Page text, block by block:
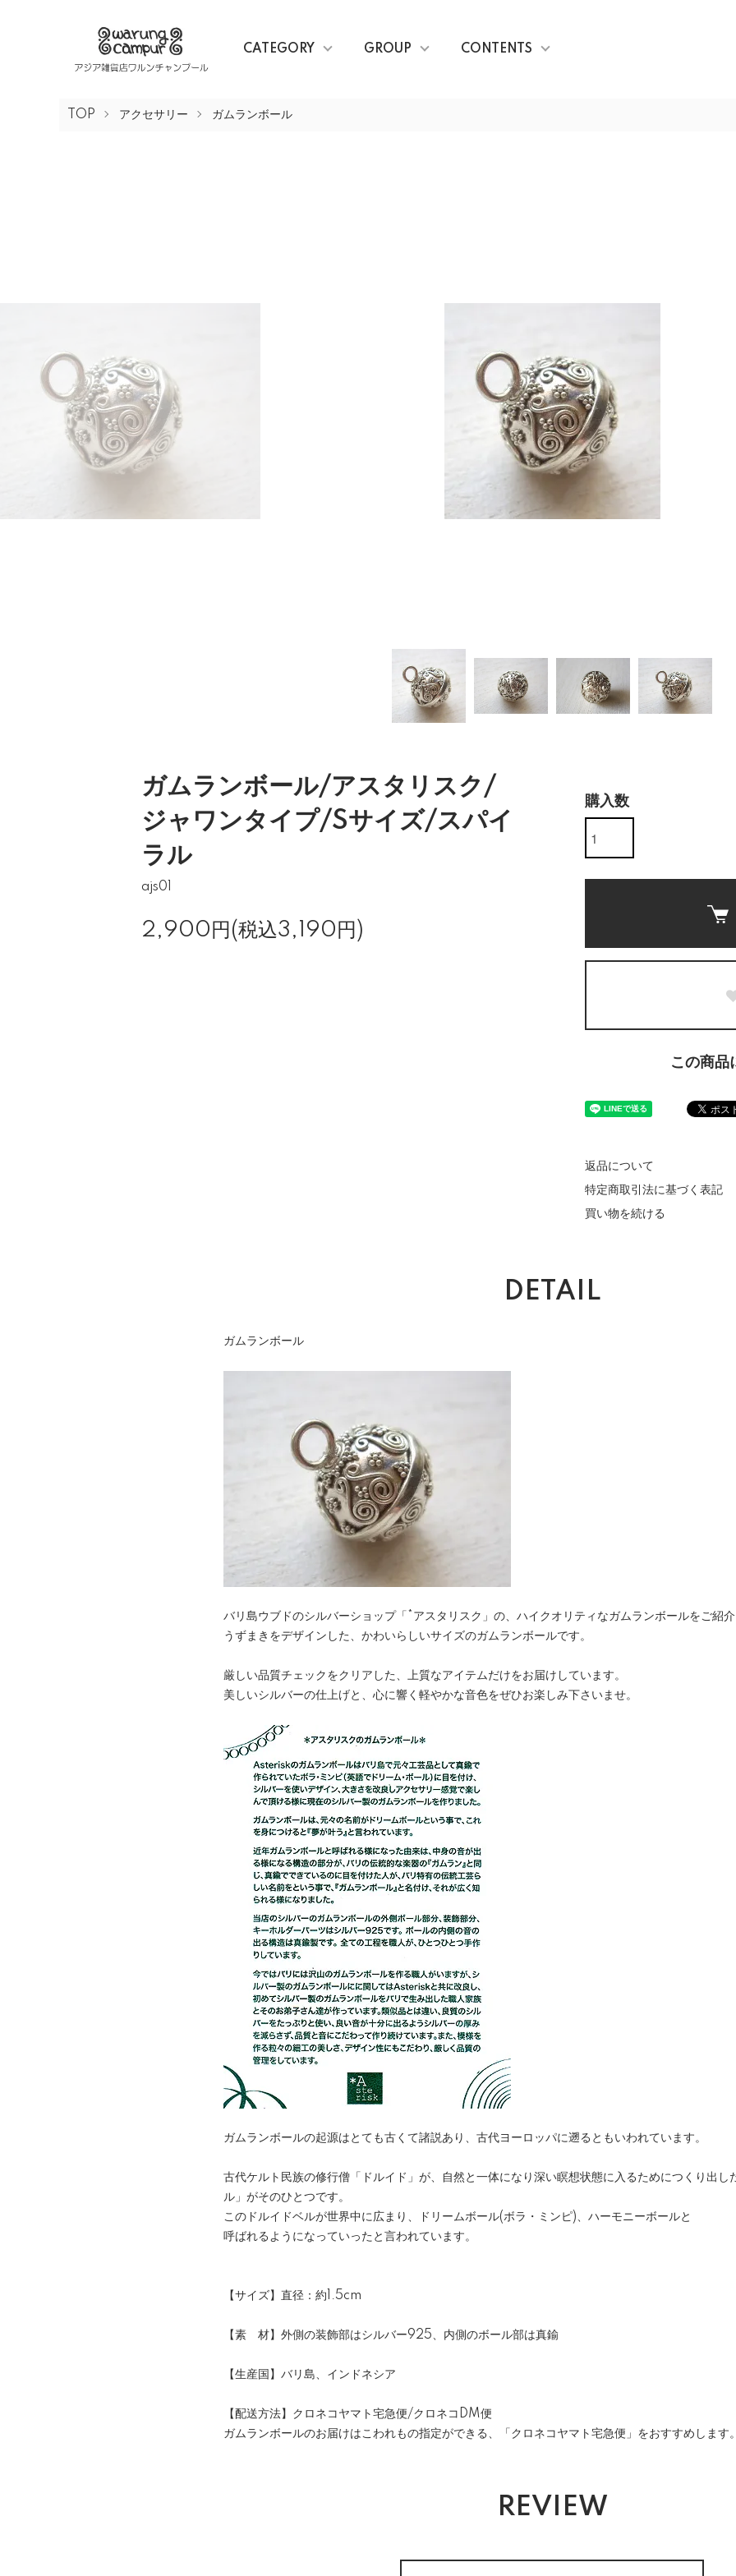
CATEGORY GROUP CONTENTS
TOP アクセサリー ガムランボール
ガムランボール/アスタリスク/
ジャワンタイプ/Sサイズ/スパイ
ラル
ajs01
2,900円(税込3,190円)
購入数
この商品
返品について
特定商取引法に基づく表記
買い物を続ける
DETAIL
ガムランボール
バリ島ウブドのシルバーショップ「*アスタリスク」の、ハイクオリティなガムランボールをご紹
うずまきをデザインした、かわいらしいサイズのガムランボールです。
厳しい品質チェックをクリアした、上質なアイテムだけをお届けしています。
美しいシルバーの仕上げと、心に響く軽やかな音色をぜひお楽しみ下さいませ。
ガムランボールの起源はとても古くて諸説あり、古代ヨーロッパに遡るともいわれています。
古代ケルト民族の修行僧「ドルイド」が、自然と一体になり深い瞑想状態に入るためにつくり出し
ル」がそのひとつです。
このドルイドベルが世界中に広まり、ドリームボール(ボラ・ミンピ)、ハーモニーボールと
呼ばれるようになっていったと言われています。
【サイズ】直径：約1.5cm
【素 材】外側の装飾部はシルバー925、内側のボール部は真鍮
【生産国】バリ島、インドネシア
【配送方法】クロネコヤマト宅急便/クロネコDM便
ガムランボールのお届けはこわれもの指定ができる、「クロネコヤマト宅急便」をおすすめします
REVIEW